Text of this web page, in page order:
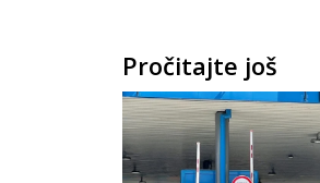
Pročitajte još